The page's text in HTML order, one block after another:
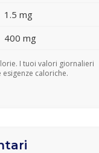
1.5 mg
400 mg
I tuoi valori giornalieri
caloriche.